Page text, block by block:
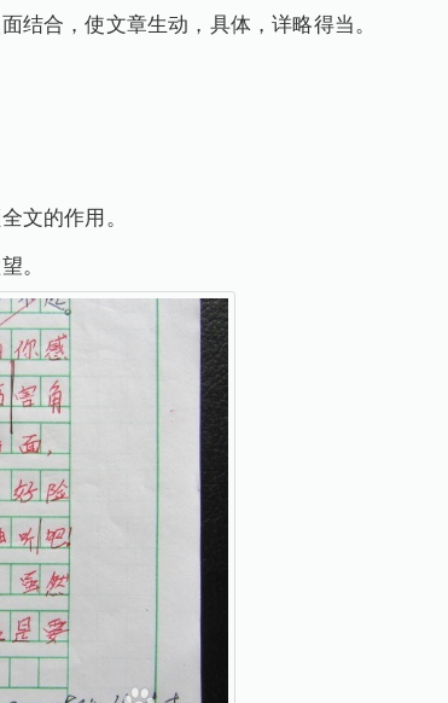
结合，使文章生动，具体，详略得当。
文的作用。
。